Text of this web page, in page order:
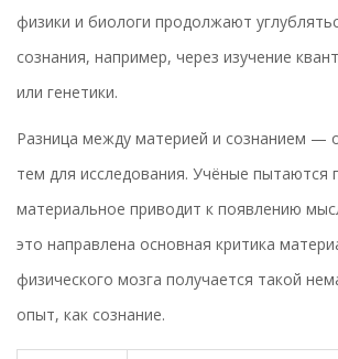
физики и биологи продолжают
сознания, например, через изучение
или генетики.
Разница между материей и сознанием —
тем для исследования. Учёные пытаются
материальное приводит к появлению
это направлена основная критика
физического мозга получается такой
опыт, как сознание.